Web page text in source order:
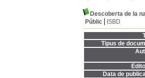
Descoberta de la
Públic
ISBD
Tipus de
Data de